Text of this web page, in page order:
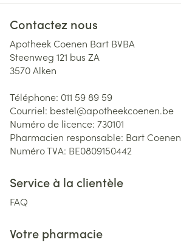
Contactez nous
Apotheek Coenen Bart BVBA
Steenweg 121 bus ZA
3570Alken
Téléphone: 011 59 89 59
Courriel: bestel@apotheekcoenen.be
Numéro de licence: 730101
Pharmacien responsable: Bart Coenen
Numéro TVA: BE0809150442
Service à la clientèle
FAQ
Votre pharmacie